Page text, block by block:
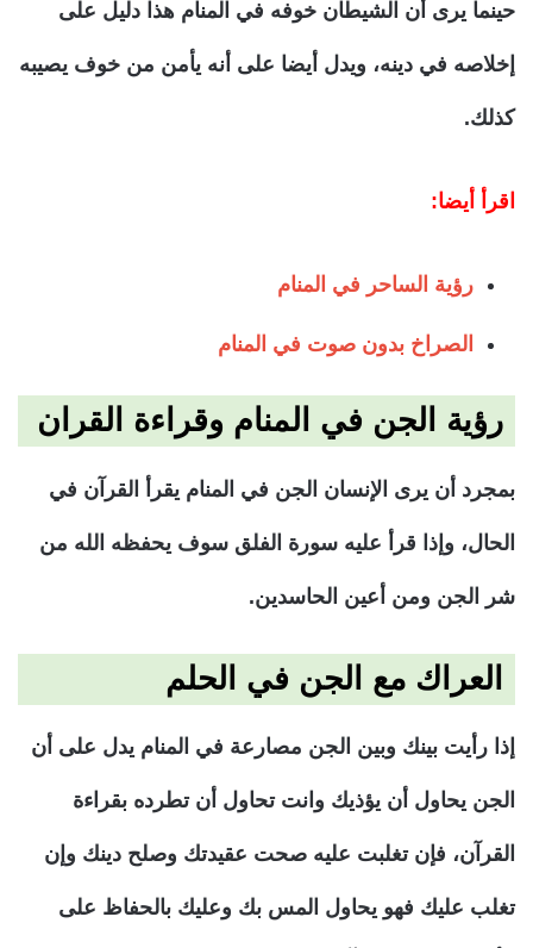
حينما يرى أن الشيطان خوفه في المنام هذا دليل على
إخلاصه في دينه، ويدل أيضا على أنه يأمن من خوف يصيبه
كذلك.
اقرأ أيضا:
رؤية الساحر في المنام
الصراخ بدون صوت في المنام
رؤية الجن في المنام وقراءة القران
بمجرد أن يرى الإنسان الجن في المنام يقرأ القرآن في
الحال، وإذا قرأ عليه سورة الفلق سوف يحفظه الله من
شر الجن ومن أعين الحاسدين.
العراك مع الجن في الحلم
إذا رأيت بينك وبين الجن مصارعة في المنام يدل على أن
الجن يحاول أن يؤذيك وانت تحاول أن تطرده بقراءة
القرآن، فإن تغلبت عليه صحت عقيدتك وصلح دينك وإن
تغلب عليك فهو يحاول المس بك وعليك بالحفاظ على